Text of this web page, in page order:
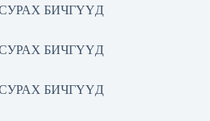
БИЧГҮҮД
БИЧГҮҮД
БИЧГҮҮД